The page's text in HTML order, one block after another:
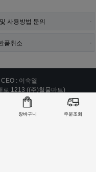
장바구니 주문조회
사용방법 문의
품취소
: 이숙열
로 1213 ((주)철물마트)
: 0303-0202-2077
이숙열